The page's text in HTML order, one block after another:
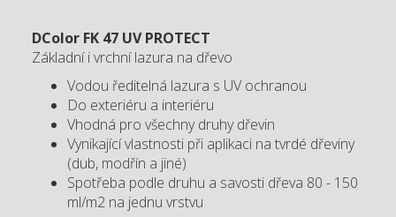
DColor FK 47 UV PROTECT
Základní i vrchní lazura na dřevo
Vodou ředitelná lazura s UV ochranou
Do exteriéru a interiéru
Vhodná pro všechny druhy dřevin
Vynikající vlastnosti při aplikaci na tvrdé dřeviny
(dub, modřín a jiné)
Spotřeba podle druhu a savosti dřeva 80 - 150
ml/m2 na jednu vrstvu